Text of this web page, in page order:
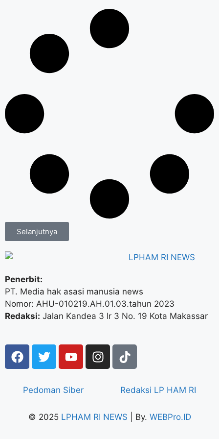
Selanjutnya
Penerbit:
PT. Media hak asasi manusia news
Nomor: AHU-010219.AH.01.03.tahun 2023
Redaksi: Jalan Kandea 3 lr 3 No. 19 Kota Makassar
Pedoman Siber Redaksi LP HAM RI
© 2025 LPHAM RI NEWS | By. WEBPro.ID